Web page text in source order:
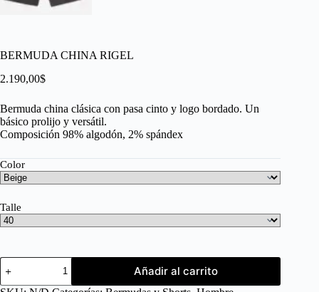
BERMUDA CHINA RIGEL
2.190,00$
Bermuda china clásica con pasa cinto y logo bordado. Un
básico prolijo y versátil.
Composición 98% algodón, 2% spándex
Color
Talle
Añadir al carrito